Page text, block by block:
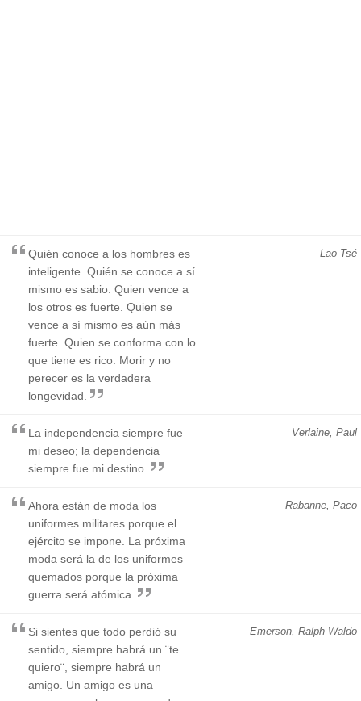
Lao Tsé
Quién conoce a los hombres es
inteligente. Quién se conoce a sí
mismo es sabio. Quien vence a
los otros es fuerte. Quien se
vence a sí mismo es aún más
fuerte. Quien se conforma con lo
que tiene es rico. Morir y no
perecer es la verdadera
longevidad.
Verlaine, Paul
La independencia siempre fue
mi deseo; la dependencia
siempre fue mi destino.
Rabanne, Paco
Ahora están de moda los
uniformes militares porque el
ejército se impone. La próxima
moda será la de los uniformes
quemados porque la próxima
guerra será atómica.
Emerson, Ralph Waldo
Si sientes que todo perdió su
sentido, siempre habrá un ¨te
quiero¨, siempre habrá un
amigo. Un amigo es una